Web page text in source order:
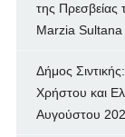
της Πρεσβείας
Marzia Sultana
Δήμος
Χρήστου και
Αυγούστου